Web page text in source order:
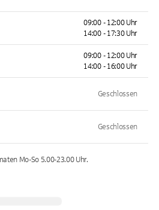
09:00 - 12:00 Uhr
14:00 - 17:30 Uhr
09:00 - 12:00 Uhr
14:00 - 16:00 Uhr
Geschlossen
Geschlossen
Mo-So 5.00-23.00Uhr.